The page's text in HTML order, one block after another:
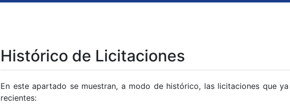
Mostrar/Ocultar
Histórico de Licitaciones
En este apartado se muestran, a modo de histórico, las licitaciones que
recientes: